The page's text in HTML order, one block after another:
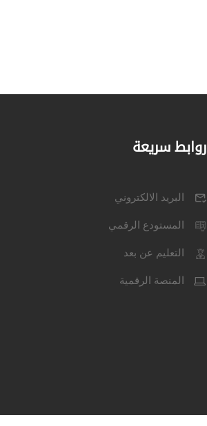
روابط سريعة
البريد الالكتروني
المستودع الرقمي
التعليم عن بعد
المنصة الرقمية